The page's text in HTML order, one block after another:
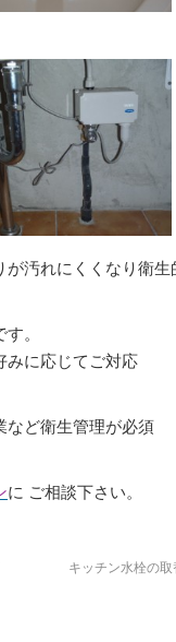
が汚れにくくなり衛生
。
みに応じてご対応
など衛生管理が必須
に ご相談下さい。
キッチン水栓の